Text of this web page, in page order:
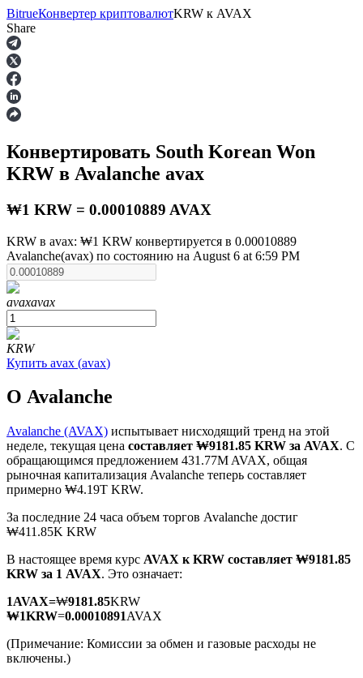
Фьючерсы
USDT-фьючерсы
обеспечения
Фьючерсы на COIN-M
Криптовалютные фьючерсы
Деривативы на акции, форекс, драгоценные металлы и
сырьевые товары
BitrueКонвертер криптовалютKRW к AVAX
Share
Конвертировать South Korean Won
KRW в Avalanche avax
₩1 KRW = 0.00010889 AVAX
KRW в avax: ₩1 KRW конвертируется в 0.00010889
Avalanche(avax) по состоянию на August 6 at 6:59 PM
avaxavax
KRW
Купить avax (avax)
О Avalanche
Avalanche (AVAX) испытывает нисходящий тренд на этой
неделе, текущая цена составляет ₩9181.85 KRW за AVAX. С
обращающимся предложением 431.77M AVAX, общая
рыночная капитализация Avalanche теперь составляет
примерно ₩4.19T KRW.
За последние 24 часа объем торгов Avalanche достиг
₩411.85K KRW
В настоящее время курс AVAX к KRW составляет ₩9181.85
KRW за 1 AVAX. Это означает:
1AVAX=₩9181.85KRW
₩1KRW=0.00010891AVAX
(Примечание: Комиссии за обмен и газовые расходы не
включены.)